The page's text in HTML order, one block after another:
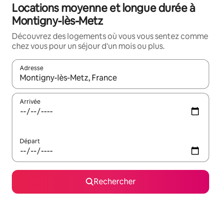
Locations moyenne et longue durée à
Montigny-lès-Metz
Découvrez des logements où vous vous sentez comme
chez vous pour un séjour d'un mois ou plus.
Adresse
Lorsque les résultats s'affichent, utilisez les flèches vers le
Arrivée
Départ
Rechercher